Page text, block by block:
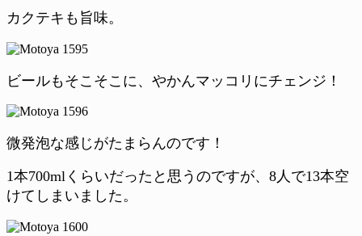
カクテキも旨味。
ビールもそこそこに、やかんマッコリにチェンジ！
微発泡な感じがたまらんのです！
1本700mlくらいだったと思うのですが、8人で13本空
けてしまいました。